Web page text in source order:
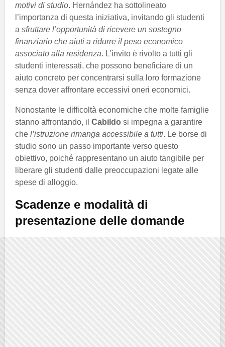
motivi di studio. Hernández ha sottolineato
l’importanza di questa iniziativa, invitando gli studenti
a sfruttare l’opportunità di ricevere un sostegno
finanziario che aiuti a ridurre il peso economico
associato alla residenza. L’invito è rivolto a tutti gli
studenti interessati, che possono beneficiare di un
aiuto concreto per concentrarsi sulla loro formazione
senza dover affrontare eccessivi oneri economici.
Nonostante le difficoltà economiche che molte famiglie
stanno affrontando, il Cabildo si impegna a garantire
che l’istruzione rimanga accessibile a tutti. Le borse di
studio sono un passo importante verso questo
obiettivo, poiché rappresentano un aiuto tangibile per
liberare gli studenti dalle preoccupazioni legate alle
spese di alloggio.
Scadenze e modalità di
presentazione delle domande